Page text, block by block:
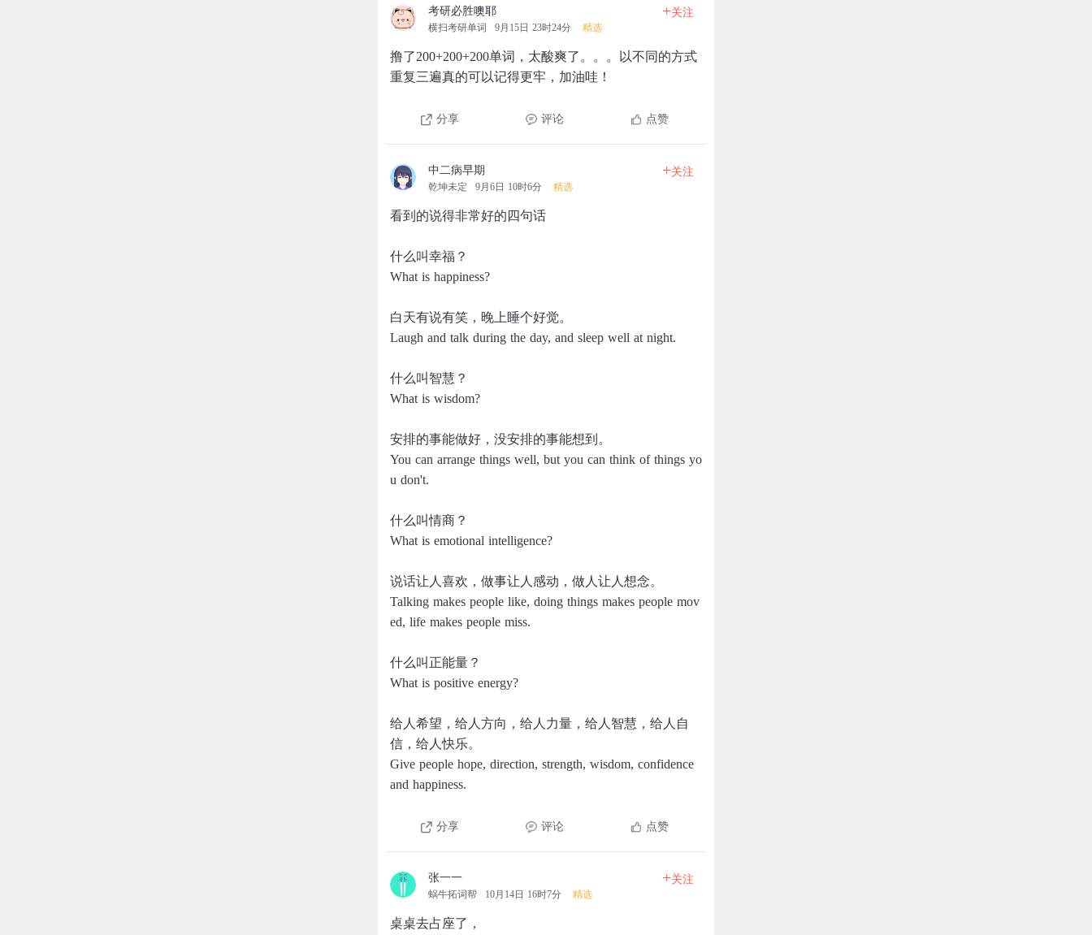
考研必胜噢耶
横扫考研单词 9月15日 23时24分 精选
+关注
撸了200+200+200单词，太酸爽了。。。以不同的方式
重复三遍真的可以记得更牢，加油哇！
分享 评论 点赞
中二病早期
乾坤未定 9月6日 10时6分 精选
+关注
看到的说得非常好的四句话
什么叫幸福？
What is happiness?
白天有说有笑，晚上睡个好觉。
Laugh and talk during the day, and sleep well at night.
什么叫智慧？
What is wisdom?
安排的事能做好，没安排的事能想到。
You can arrange things well, but you can think of things yo
u don't.
什么叫情商？
What is emotional intelligence?
说话让人喜欢，做事让人感动，做人让人想念。
Talking makes people like, doing things makes people mov
ed, life makes people miss.
什么叫正能量？
What is positive energy?
给人希望，给人方向，给人力量，给人智慧，给人自
信，给人快乐。 ​​​​
Give people hope, direction, strength, wisdom, confidence
and happiness. ​​​​
分享 评论 点赞
张一一
蜗牛拓词帮 10月14日 16时7分 精选
+关注
桌桌去占座了，